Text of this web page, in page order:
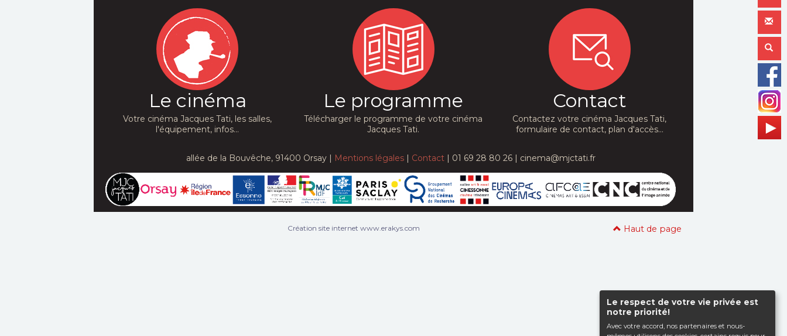
Le respect de votre vie privée est
notre priorité!
Avec votre accord, nos partenaires et nous-
Le cinéma
Votre cinéma Jacques Tati, les salles,
l'équipement, infos...
Le programme
Télécharger le programme de votre cinéma
Jacques Tati.
Contact
Contactez votre cinéma Jacques Tati,
formulaire de contact, plan d'accès...
allée de la Bouvêche, 91400 Orsay | Mentions légales| Contact| 01 69 28 80 26 | cinema@mjctati.fr
Haut de page
Création site internet www.erakys.com